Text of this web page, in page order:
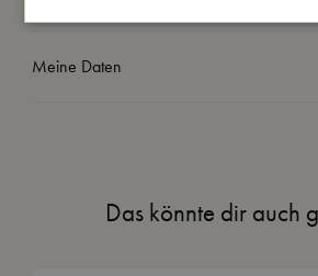
Meine Daten
Das könnte dir auch